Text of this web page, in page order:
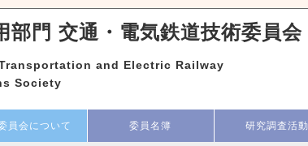
部門 交通・電気鉄道技術委員会
and Electric Railway
Society
員会について 委員名簿 研究調査活動